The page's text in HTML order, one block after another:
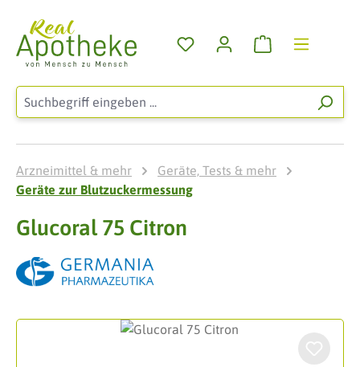
Zum Hauptinhalt springen
Warenkorb
Arzneimittel & mehr
Geräte, Tests & mehr
Geräte zur Blutzuckermessung
Glucoral 75 Citron
Bildergalerie überspringen